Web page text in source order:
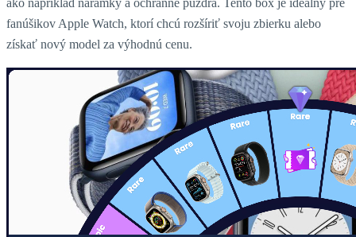
fanúšikov Apple Watch, ktorí chcú rozšíriť svoju zbierku alebo
získať nový model za výhodnú cenu. ​